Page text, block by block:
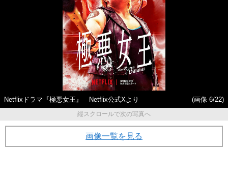
Netflixドラマ『極悪女王』 Netflix公式Xより
(画像 6/22)
縦スクロールで次の写真へ
画像一覧を見る